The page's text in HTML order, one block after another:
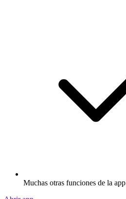
Muchas otras funciones de la app